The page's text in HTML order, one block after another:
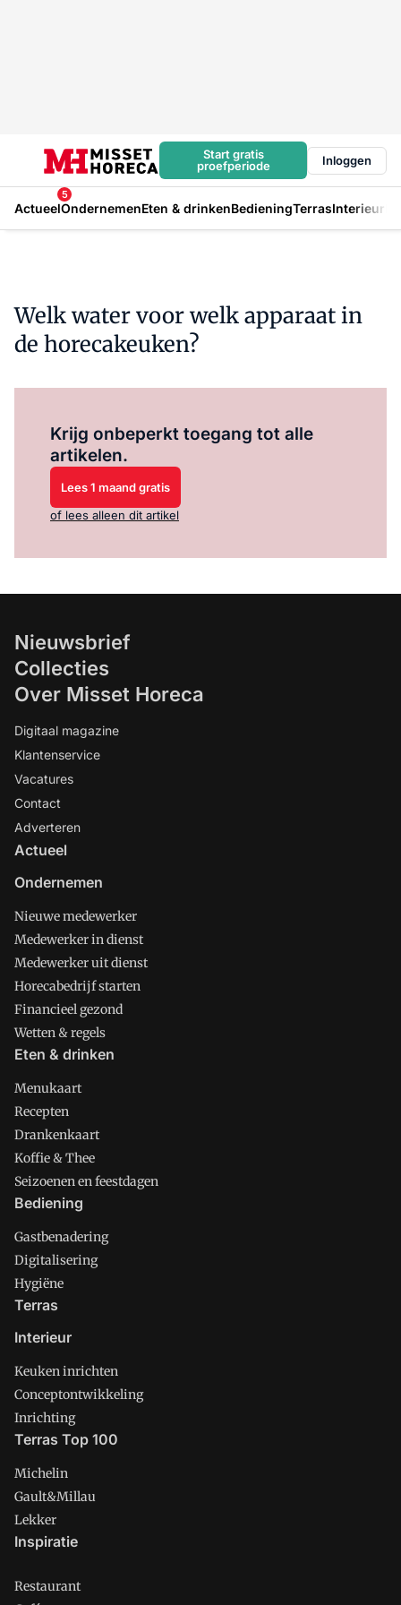
Start gratis
proefperiode
Inloggen
Actueel
5
OndernemenEten & drinkenBedieningTerrasInterieur
Welk water voor welk apparaat in
de horecakeuken?
Krijg onbeperkt toegang tot alle
artikelen.
Lees 1 maand gratis
of lees alleen dit artikel
Nieuwsbrief
Collecties
Over Misset Horeca
Digitaal magazine
Klantenservice
Vacatures
Contact
Adverteren
Actueel
Ondernemen
Nieuwe medewerker
Medewerker in dienst
Medewerker uit dienst
Horecabedrijf starten
Financieel gezond
Wetten & regels
Eten & drinken
Menukaart
Recepten
Drankenkaart
Koffie & Thee
Seizoenen en feestdagen
Bediening
Gastbenadering
Digitalisering
Hygiëne
Terras
Interieur
Keuken inrichten
Conceptontwikkeling
Inrichting
Terras Top 100
Michelin
Gault&Millau
Lekker
Inspiratie
Restaurant